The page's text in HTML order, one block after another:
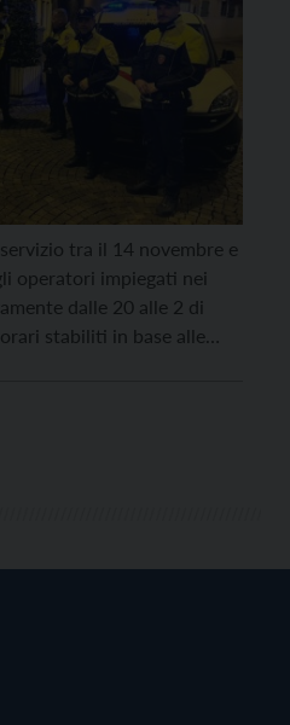
tra il 14 novembre e
operatori impiegati nei
dalle 20 alle 2 di
stabiliti in base alle